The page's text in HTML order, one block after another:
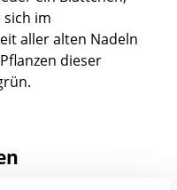
sich im
aller alten Nadeln
dieser